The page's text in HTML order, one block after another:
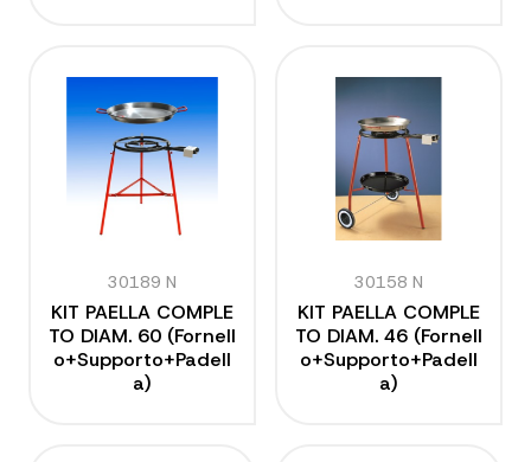
30189 N
KIT PAELLA COMPLE
TO DIAM. 60 (Fornell
o+Supporto+Padell
a)
30158 N
KIT PAELLA COMPLE
TO DIAM. 46 (Fornell
o+Supporto+Padell
a)